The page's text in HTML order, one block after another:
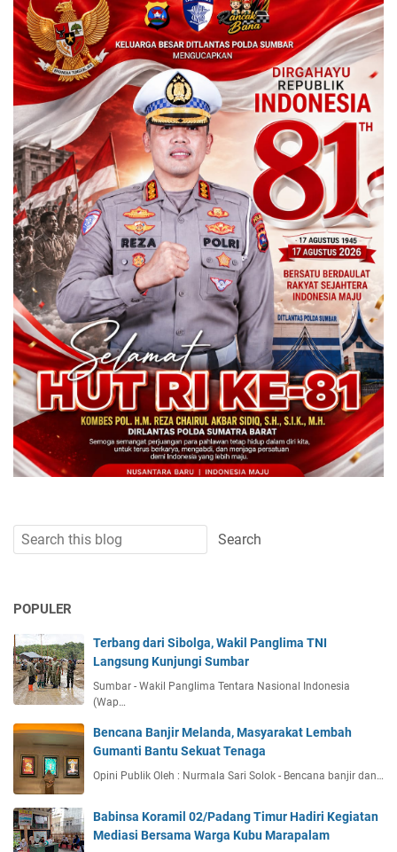
POPULER
Terbang dari Sibolga, Wakil Panglima TNI
Langsung Kunjungi Sumbar
Sumbar - Wakil Panglima Tentara Nasional Indonesia
(Wap…
Bencana Banjir Melanda, Masyarakat Lembah
Gumanti Bantu Sekuat Tenaga
Opini Publik Oleh : Nurmala Sari Solok - Bencana banjir dan…
Babinsa Koramil 02/Padang Timur Hadiri Kegiatan
Mediasi Bersama Warga Kubu Marapalam